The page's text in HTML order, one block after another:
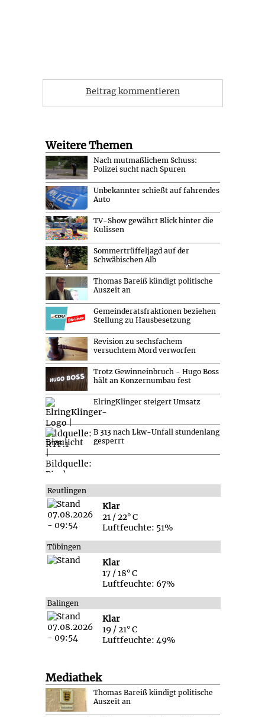
Beitrag kommentieren
Weitere Themen
Nach mutmaßlichem Schuss:
Polizei sucht nach Spuren
Unbekannter schießt auf fahrendes
Auto
TV-Show gewährt Blick hinter die
Kulissen
Sommertrüffeljagd auf der
Schwäbischen Alb
Thomas Bareiß kündigt politische
Auszeit an
Gemeinderatsfraktionen beziehen
Stellung zu Hausbesetzung
Revision zu sechsfachem
versuchtem Mord verworfen
Trotz Gewinneinbruch - Hugo Boss
hält an Konzernumbau fest
ElringKlinger steigert Umsatz
B 313 nach Lkw-Unfall stundenlang
gesperrt
Reutlingen
Klar
21 / 22° C
Luftfeuchte: 51%
Tübingen
Klar
17 / 18° C
Luftfeuchte: 67%
Balingen
Klar
19 / 21° C
Luftfeuchte: 49%
Mediathek
Thomas Bareiß kündigt politische
Auszeit an